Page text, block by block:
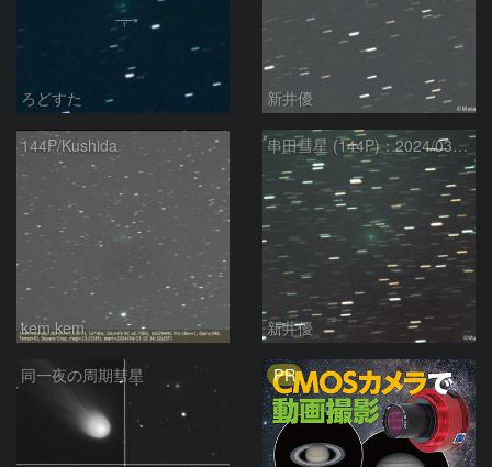
ろどすた 新井優
144P/Kushida
kem.kem
串田彗星 (144P)：2024/03/27
新井優
同一夜の周期彗星 PR